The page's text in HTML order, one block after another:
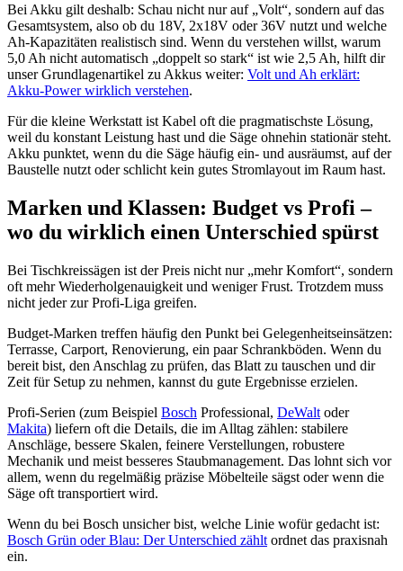
Bei Akku gilt deshalb: Schau nicht nur auf „Volt“, sondern auf das
Gesamtsystem, also ob du 18V, 2x18V oder 36V nutzt und welche
Ah-Kapazitäten realistisch sind. Wenn du verstehen willst, warum
5,0 Ah nicht automatisch „doppelt so stark“ ist wie 2,5 Ah, hilft dir
unser Grundlagenartikel zu Akkus weiter: Volt und Ah erklärt:
Akku-Power wirklich verstehen.
Für die kleine Werkstatt ist Kabel oft die pragmatischste Lösung,
weil du konstant Leistung hast und die Säge ohnehin stationär steht.
Akku punktet, wenn du die Säge häufig ein- und ausräumst, auf der
Baustelle nutzt oder schlicht kein gutes Stromlayout im Raum hast.
Marken und Klassen: Budget vs Profi –
wo du wirklich einen Unterschied spürst
Bei Tischkreissägen ist der Preis nicht nur „mehr Komfort“, sondern
oft mehr Wiederholgenauigkeit und weniger Frust. Trotzdem muss
nicht jeder zur Profi-Liga greifen.
Budget-Marken treffen häufig den Punkt bei Gelegenheitseinsätzen:
Terrasse, Carport, Renovierung, ein paar Schrankböden. Wenn du
bereit bist, den Anschlag zu prüfen, das Blatt zu tauschen und dir
Zeit für Setup zu nehmen, kannst du gute Ergebnisse erzielen.
Profi-Serien (zum Beispiel Bosch Professional, DeWalt oder
Makita) liefern oft die Details, die im Alltag zählen: stabilere
Anschläge, bessere Skalen, feinere Verstellungen, robustere
Mechanik und meist besseres Staubmanagement. Das lohnt sich vor
allem, wenn du regelmäßig präzise Möbelteile sägst oder wenn die
Säge oft transportiert wird.
Wenn du bei Bosch unsicher bist, welche Linie wofür gedacht ist:
Bosch Grün oder Blau: Der Unterschied zählt ordnet das praxisnah
ein.